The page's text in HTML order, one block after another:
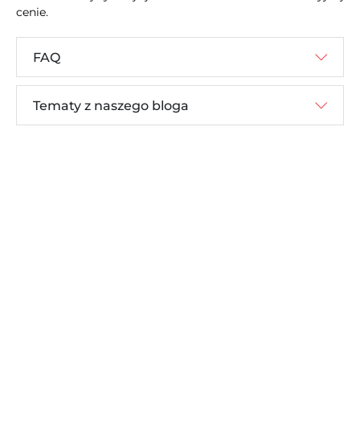
cenie.
FAQ
Tematy z naszego bloga